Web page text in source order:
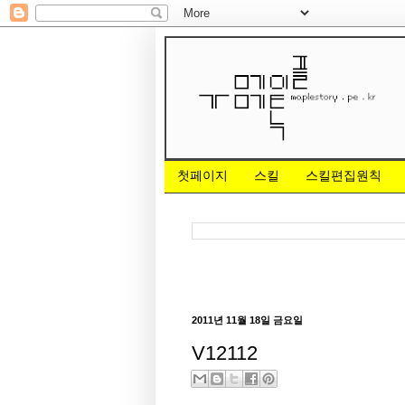
첫페이지 스킬 스킬편집원칙
2011년 11월 18일 금요일
V12112